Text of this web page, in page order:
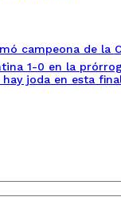
campeona de la
1-0 en la
hay joda en esta